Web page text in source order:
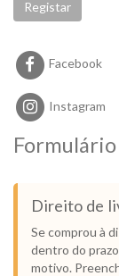
Registar
Facebook
Instagram
Direito de
Se comprou à
dentro do
motivo.